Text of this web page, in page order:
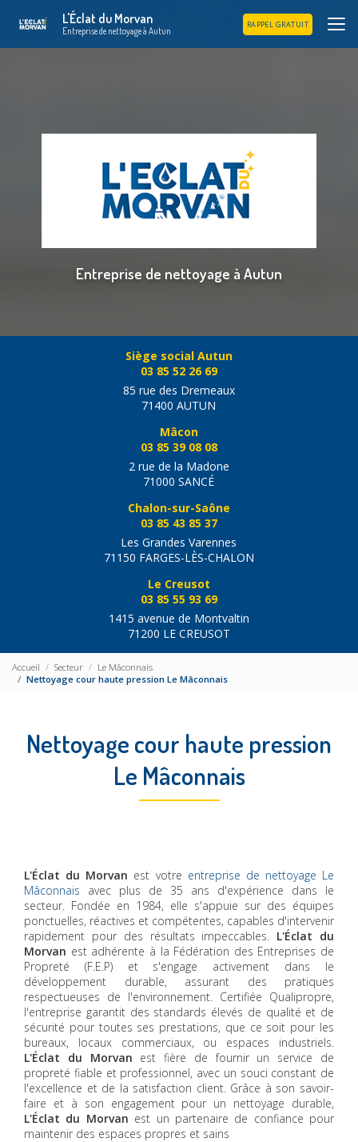
principal
L'Éclat du Morvan
Entreprise de nettoyage à Autun
RAPPEL GRATUIT
Entreprise de nettoyage à Autun
Siège social Autun
03 85 52 26 69
85 rue des Dremeaux
71400 AUTUN
Mâcon
03 85 39 08 08
2 rue de la Madone
71000 SANCÉ
Chalon-sur-Saône
03 85 43 85 37
Les Grandes Varennes
71150 FARGES-LÈS-CHALON
Le Creusot
03 85 55 93 69
1415 avenue de Montvaltin
71200 LE CREUSOT
Accueil Secteur
Le Mâconnais
Nettoyage cour haute pression Le Mâconnais
Nettoyage cour haute pression
Le Mâconnais
L'Éclat du Morvan est votre entreprise de nettoyage Le
Mâconnais avec plus de 35 ans d'expérience dans le
secteur. Fondée en 1984, elle s'appuie sur des équipes
ponctuelles, réactives et compétentes, capables d'intervenir
rapidement pour des résultats impeccables. L'Éclat du
Morvan est adhérente à la Fédération des Entreprises de
Propreté (F.E.P) et s'engage activement dans le
développement durable, assurant des pratiques
respectueuses de l'environnement. Certifiée Qualipropre,
l'entreprise garantit des standards élevés de qualité et de
sécurité pour toutes ses prestations, que ce soit pour les
bureaux, locaux commerciaux, ou espaces industriels.
L'Éclat du Morvan est fière de fournir un service de
propreté fiable et professionnel, avec un souci constant de
l'excellence et de la satisfaction client. Grâce à son savoir-
faire et à son engagement pour un nettoyage durable,
L'Éclat du Morvan est un partenaire de confiance pour
maintenir des espaces propres et sains